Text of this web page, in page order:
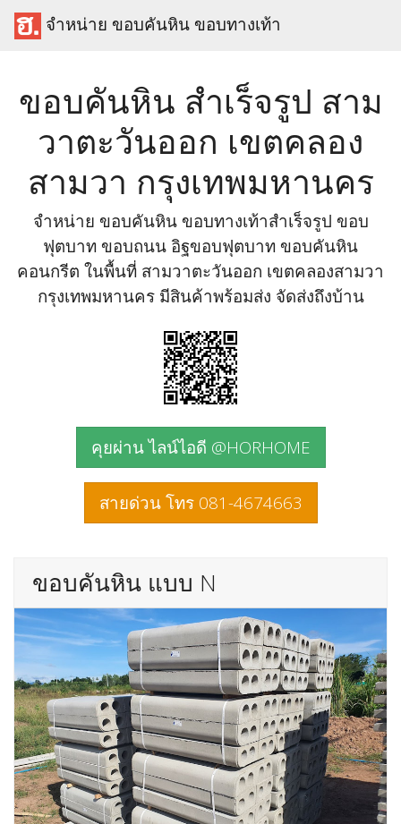
จำหน่าย ขอบคันหิน ขอบทางเท้า
ขอบคันหิน สำเร็จรูป สาม
วาตะวันออก เขตคลอง
สามวา กรุงเทพมหานคร
จำหน่าย ขอบคันหิน ขอบทางเท้าสำเร็จรูป ขอบ
ฟุตบาท ขอบถนน อิฐขอบฟุตบาท ขอบคันหิน
คอนกรีต ในพื้นที่ สามวาตะวันออก เขตคลองสามวา
กรุงเทพมหานคร มีสินค้าพร้อมส่ง จัดส่งถึงบ้าน
คุยผ่าน ไลน์ไอดี @HORHOME
สายด่วน โทร 081-4674663
ขอบคันหิน แบบ N